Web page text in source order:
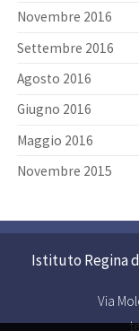
Novembre 2016
Settembre 2016
Agosto 2016
Giugno 2016
Maggio 2016
Novembre 2015
Istituto Regina
Via